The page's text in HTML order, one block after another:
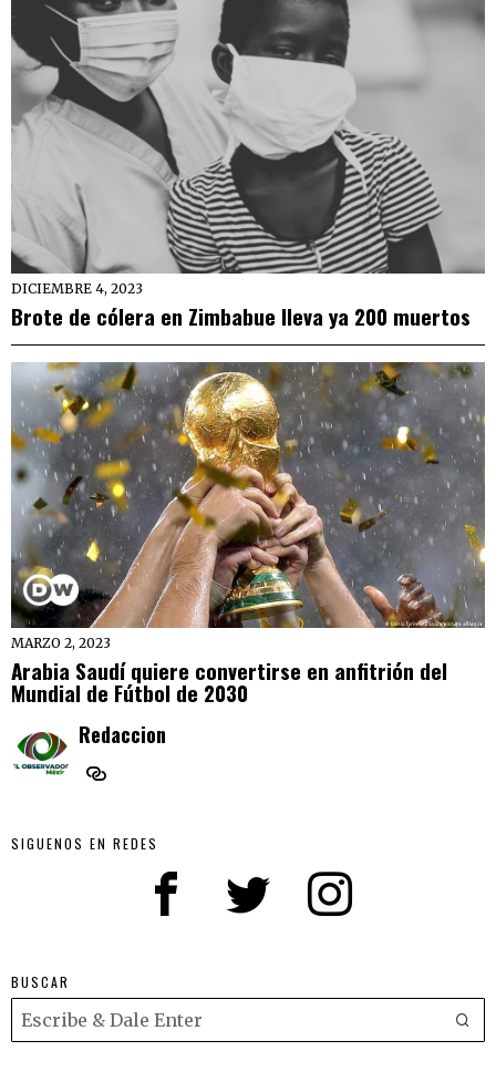
DICIEMBRE 4, 2023
Brote de cólera en Zimbabue lleva ya 200 muertos
MARZO 2, 2023
Arabia Saudí quiere convertirse en anfitrión del
Mundial de Fútbol de 2030
Redaccion
SIGUENOS EN REDES
BUSCAR